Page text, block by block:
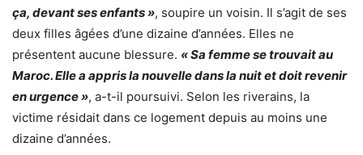
ça, devant ses enfants », soupire un voisin. Il s’agit de ses
deux filles âgées d’une dizaine d’années. Elles ne
présentent aucune blessure. « Sa femme se trouvait au
Maroc. Elle a appris la nouvelle dans la nuit et doit revenir
en urgence », a-t-il poursuivi. Selon les riverains, la
victime résidait dans ce logement depuis au moins une
dizaine d’années.